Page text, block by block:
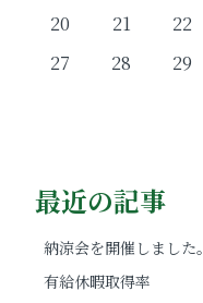
20
21 22
27
28 29
最近の記事
納涼会を開催しました。
有給休暇取得率